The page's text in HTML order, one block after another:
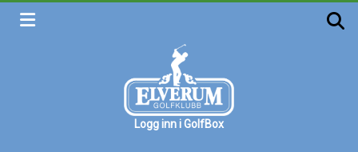
Skip
Logg inn i GolfBox